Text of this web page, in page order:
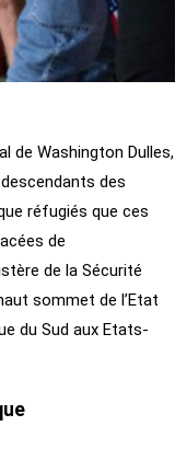
de Washington Dulles,
des
réfugiés que ces
de
de la Sécurité
sommet de l’Etat
du Sud aux Etats-